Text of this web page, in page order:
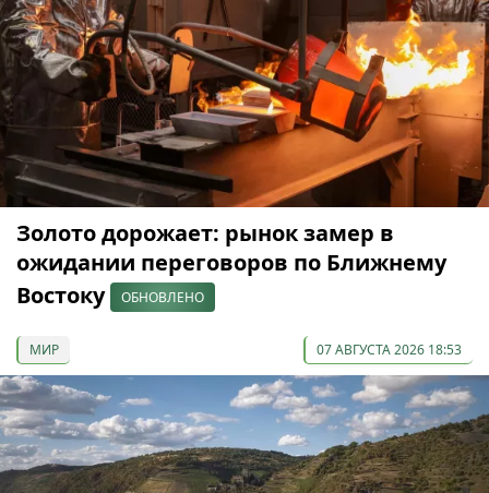
Золото дорожает: рынок замер в
ожидании переговоров по Ближнему
Востоку
ОБНОВЛЕНО
МИР 07 АВГУСТА 2026 18:53